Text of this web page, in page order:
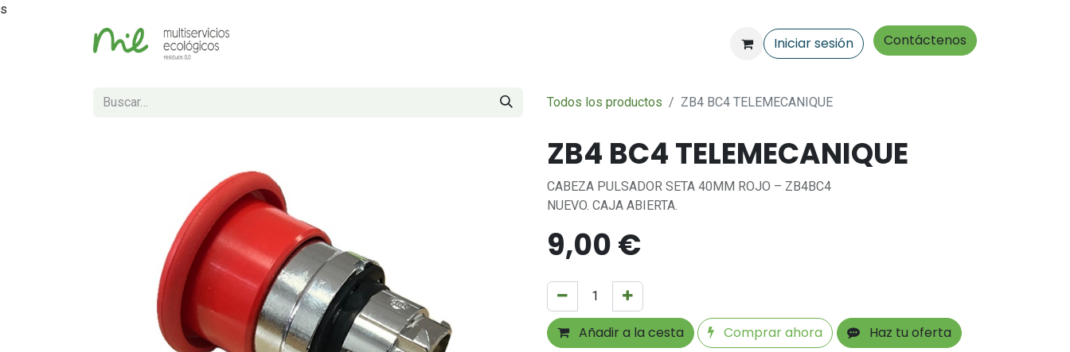
s
Iniciar sesión Contáctenos
Todos los productos ZB4 BC4 TELEMECANIQUE
ZB4 BC4 TELEMECANIQUE
CABEZA PULSADOR SETA 40MM ROJO – ZB4BC4
NUEVO. CAJA ABIERTA.
9,00€
Añadir a la cesta Comprar ahora
Haz tu oferta